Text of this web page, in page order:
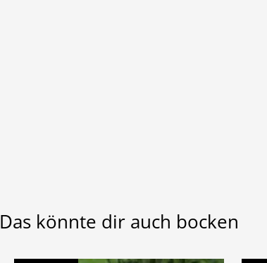
Das könnte dir auch bocken